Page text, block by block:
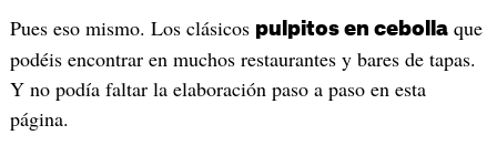
Pues eso mismo. Los clásicos pulpitos en cebollaque
podéis encontrar en muchos restaurantes y bares de tapas.
Y no podía faltar la elaboración paso a paso en esta
página.